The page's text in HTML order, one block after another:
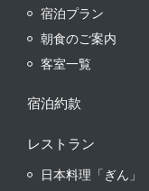
宿泊プラン
朝食のご案内
客室一覧
宿泊約款
レストラン
日本料理「ぎん」